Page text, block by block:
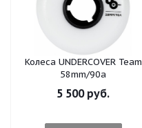
Колеса UNDERCOVER Team
58mm/90a
5 500 руб.